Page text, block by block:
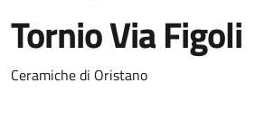
Tornio Via Figoli
Dettaglio della
Ceramiche di Oristano